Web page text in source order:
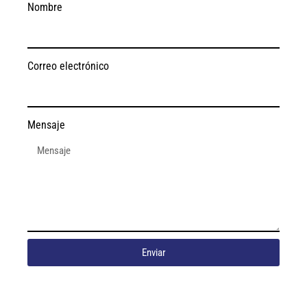
Nombre
Correo electrónico
Mensaje
Enviar